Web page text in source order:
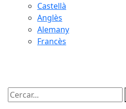
Castellà
Anglès
Alemany
Francès
Cercar: